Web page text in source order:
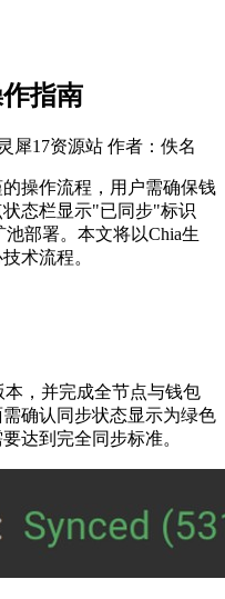
指南
犀17资源站 作者：佚名
操作流程，用户需确保钱
态栏显示"已同步"标识
部署。本文将以Chia生
术流程。
本，并完成全节点与钱包
确认同步状态显示为绿色
达到完全同步标准。